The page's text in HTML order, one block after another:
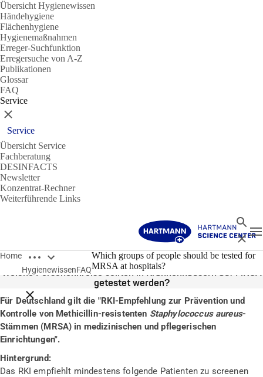
Übersicht Hygienewissen
Händehygiene
Flächenhygiene
Hygienemaßnahmen
Erreger-Suchfunktion
Erregersuche von A-Z
Publikationen
Glossar
FAQ
Service
Schließen
Service
Übersicht Service
Fachberatung
DESINFACTS
Newsletter
Konzentrat-Rechner
Weiterführende Links
Suche
Home Breadcrumbs öffnen
Breadcrumbs schließen
HygienewissenFAQ
Which groups of people should be tested for
MRSA at hospitals?
14.01.2020
Welche Personenkreise sollten in Krankenhäusern auf MRSA
getestet werden?
Für Deutschland gilt die "RKI-Empfehlung zur Prävention und
Kontrolle von Methicillin-resistenten Staphylococcus aureus-
Stämmen (MRSA) in medizinischen und pflegerischen
Einrichtungen".
Hintergrund:
Das RKI empfiehlt mindestens folgende Patienten zu screenen